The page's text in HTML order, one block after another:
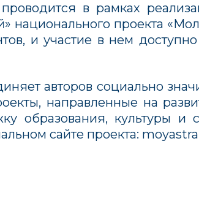
в рамках
национального проекта
и участие в нем
авторов социально
направленные на
образования, культуры и
сайте проекта: